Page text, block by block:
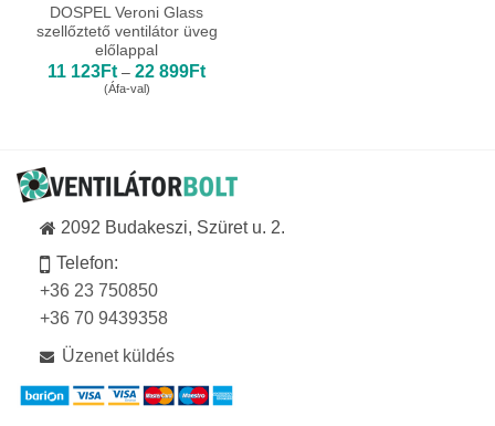
DOSPEL Veroni Glass
szellőztető ventilátor üveg
előlappal
11 123Ft – 22 899FtÁrtartomány:
(Áfa-val)
2092 Budakeszi, Szüret u. 2.
Telefon:
+36 23 750850
+36 70 9439358
Üzenet küldés